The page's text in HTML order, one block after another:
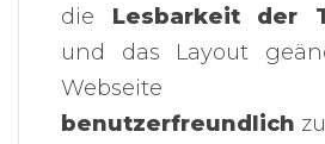
die Lesbarkeit der
und das Layout
Webseite
benutzerfreundlich